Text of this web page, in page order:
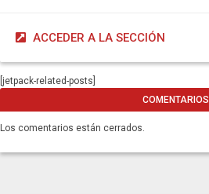
ACCEDER A LA SECCIÓN
[jetpack-related-posts]
COMENTARIOS
Los comentarios están cerrados.